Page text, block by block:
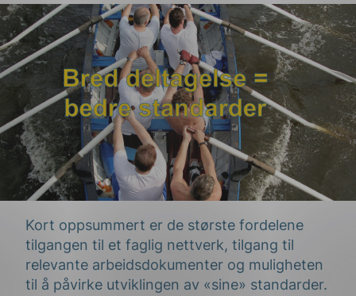
Kort oppsummert er de største fordelene
tilgangen til et faglig nettverk, tilgang til
relevante arbeidsdokumenter og muligheten
til å påvirke utviklingen av «sine» standarder.